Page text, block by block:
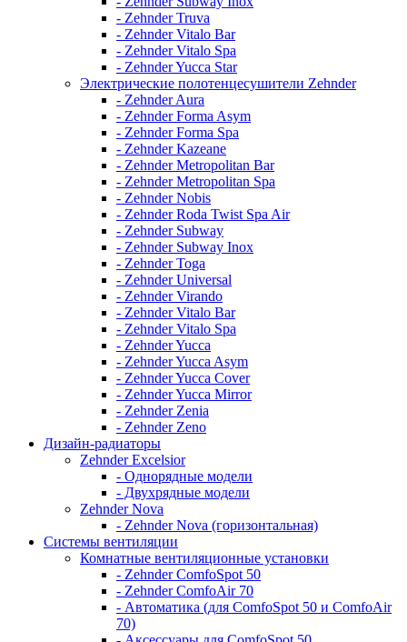
- Zehnder Truva
- Zehnder Vitalo Bar
- Zehnder Vitalo Spa
- Zehnder Yucca Star
Электрические полотенцесушители Zehnder
- Zehnder Aura
- Zehnder Forma Asym
- Zehnder Forma Spa
- Zehnder Kazeane
- Zehnder Metropolitan Bar
- Zehnder Metropolitan Spa
- Zehnder Nobis
- Zehnder Roda Twist Spa Air
- Zehnder Subway
- Zehnder Subway Inox
- Zehnder Toga
- Zehnder Universal
- Zehnder Virando
- Zehnder Vitalo Bar
- Zehnder Vitalo Spa
- Zehnder Yucca
- Zehnder Yucca Asym
- Zehnder Yucca Cover
- Zehnder Yucca Mirror
- Zehnder Zenia
- Zehnder Zeno
Дизайн-радиаторы
Zehnder Excelsior
- Однорядные модели
- Двухрядные модели
Zehnder Nova
- Zehnder Nova (горизонтальная)
Системы вентиляции
Комнатные вентиляционные установки
- Zehnder ComfoSpot 50
- Zehnder ComfoAir 70
- Автоматика (для ComfoSpot 50 и ComfoAir
70)